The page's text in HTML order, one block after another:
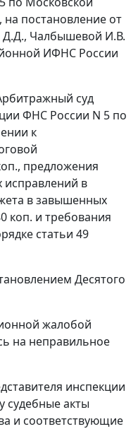
на постановление от
Д.Д., Чалбышевой И.В.
ИФНС России
суд
ФНС России N 5 по
к
предложения
исправлений в
в завышенных
коп. и требования
статьи 49
Десятого
жалобой
на неправильное
инспекции
судебные акты
и соответствующие